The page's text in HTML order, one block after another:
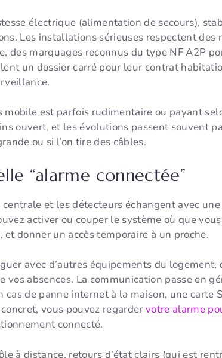
électrique (alimentation de secours),
Les installations sérieuses respectent
des marquages reconnus du type NF A2P
un dossier carré pour leur contrat
mobile est parfois rudimentaire ou payant
ouvert, et les évolutions passent souvent
ou si l’on tire des câbles.
“alarme connectée”
et les détecteurs échangent avec
activer ou couper le système où que
donner un accès temporaire à un proche.
avec d’autres équipements du
vos absences. La communication passe en
de panne internet à la maison, une carte
vous pouvez regardervotre alarme
connecté.
à distance, retours d’état clairs (qui est